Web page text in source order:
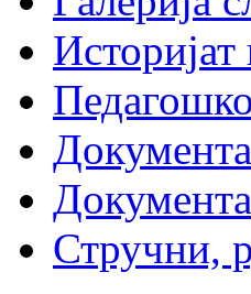
Документа
Стручни,